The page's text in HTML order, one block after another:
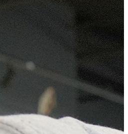
Solingen, Remscheid, Düsseldorf